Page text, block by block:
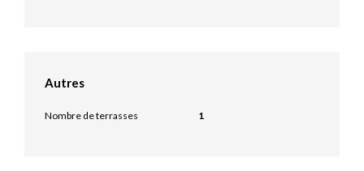
Autres
Nombre de terrasses 1